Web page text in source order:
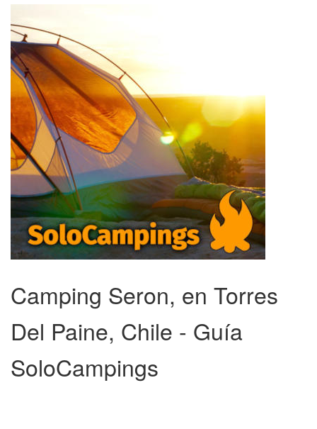
Camping Seron, en Torres
Del Paine, Chile - Guía
SoloCampings